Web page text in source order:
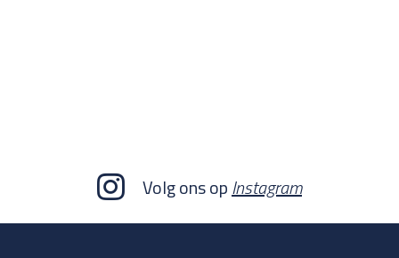
Volg ons opInstagram